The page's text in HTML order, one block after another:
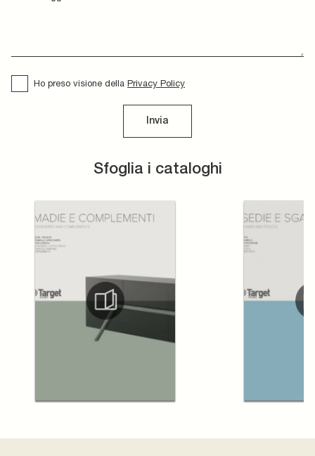
Sfoglia i cataloghi
Ho preso visione della Privacy Policy
Invia